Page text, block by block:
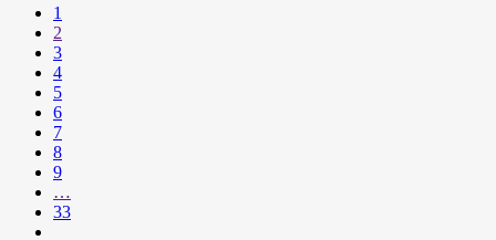
1
2
3
4
5
6
7
8
9
…
33